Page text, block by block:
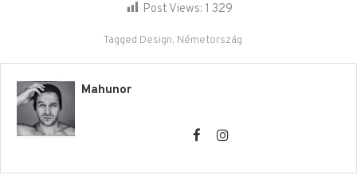
Post Views: 1 329
Tagged Design, Németország
Mahunor